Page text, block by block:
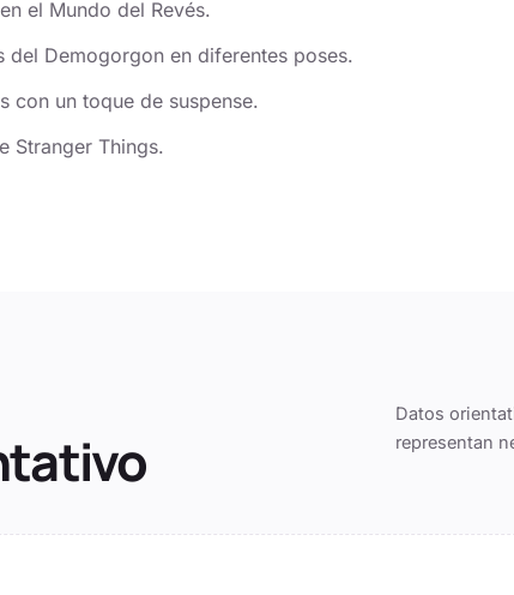
el Mundo del Revés.
Demogorgon en diferentes poses.
con un toque de suspense.
Stranger Things.
Datos
representan